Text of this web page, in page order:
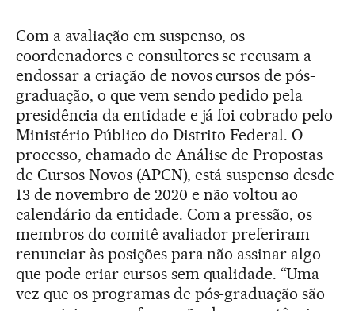
Com a avaliação em suspenso, os
coordenadores e consultores se recusam a
endossar a criação de novos cursos de pós-
graduação, o que vem sendo pedido pela
presidência da entidade e já foi cobrado pelo
Ministério Público do Distrito Federal. O
processo, chamado de Análise de Propostas
de Cursos Novos (APCN), está suspenso desde
13 de novembro de 2020 e não voltou ao
calendário da entidade. Com a pressão, os
membros do comitê avaliador preferiram
renunciar às posições para não assinar algo
que pode criar cursos sem qualidade. “Uma
vez que os programas de pós-graduação são